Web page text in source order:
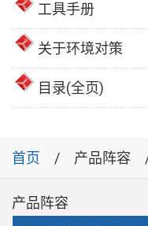
工具手册
关于环境对策
目录(全页)
首页 产品阵容
产品阵容